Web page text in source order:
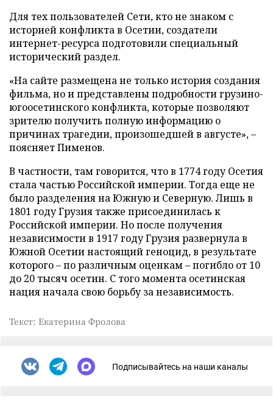
Для тех пользователей Сети, кто не знаком с
историей конфликта в Осетии, создатели
интернет-ресурса подготовили специальный
исторический раздел.
«На сайте размещена не только история создания
фильма, но и представлены подробности грузино-
югоосетинского конфликта, которые позволяют
зрителю получить полную информацию о
причинах трагедии, произошедшей в августе», –
поясняет Пименов.
В частности, там говорится, что в 1774 году Осетия
стала частью Российской империи. Тогда еще не
было разделения на Южную и Северную. Лишь в
1801 году Грузия также присоединилась к
Российской империи. Но после получения
независимости в 1917 году Грузия развернула в
Южной Осетии настоящий геноцид, в результате
которого – по различным оценкам – погибло от 10
до 20 тысяч осетин. С того момента осетинская
нация начала свою борьбу за независимость.
Текст: Екатерина Фролова
Подписывайтесь на наши каналы